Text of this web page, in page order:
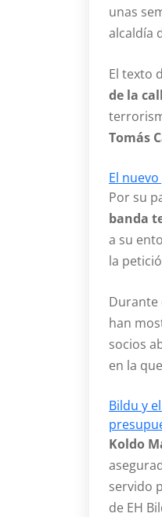
unas
alcaldía
El texto
de la
Tomás
El
Por su
banda
a su
la
Durante
han
socios
en la
Bildu y
Koldo
servido
de EH